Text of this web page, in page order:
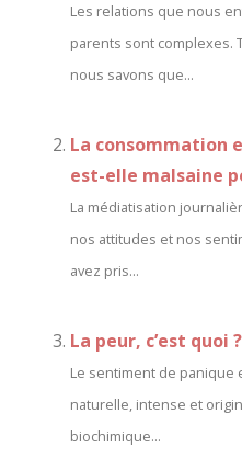
Les relations que nous
parents sont complexes.
nous savons que...
La consommation
est-elle malsaine
La médiatisation
nos attitudes et nos
avez pris...
La peur, c’est quoi ?
Le sentiment de panique
naturelle, intense et
biochimique...